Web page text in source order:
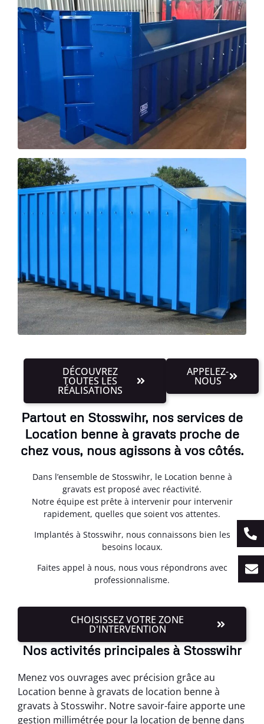
DÉCOUVREZ
TOUTES LES
RÉALISATIONS
APPELEZ-
NOUS
Partout en Stosswihr, nos services de
Location benne à gravats proche de
chez vous, nous agissons à vos côtés.
Dans l’ensemble de Stosswihr, le Location benne à
gravats est proposé avec réactivité.
Notre équipe est prête à intervenir pour intervenir
rapidement, quelles que soient vos attentes.
Implantés à Stosswihr, nous connaissons bien les
besoins locaux.
Faites appel à nous, nous vous répondrons avec
professionnalisme.
CHOISISSEZ VOTRE ZONE
D'INTERVENTION
Nos activités principales à Stosswihr
Menez vos ouvrages avec précision grâce au
Location benne à gravats de location benne à
gravats à Stosswihr. Notre savoir-faire apporte une
gestion millimétrée pour la location de benne dans